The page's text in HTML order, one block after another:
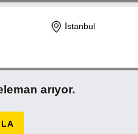
İstanbul
arıyor.